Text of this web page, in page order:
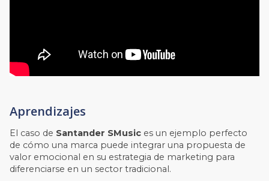
Aprendizajes
El caso de Santander SMusic es un ejemplo perfecto
de cómo una marca puede integrar una propuesta de
valor emocional en su estrategia de marketing para
diferenciarse en un sector tradicional.